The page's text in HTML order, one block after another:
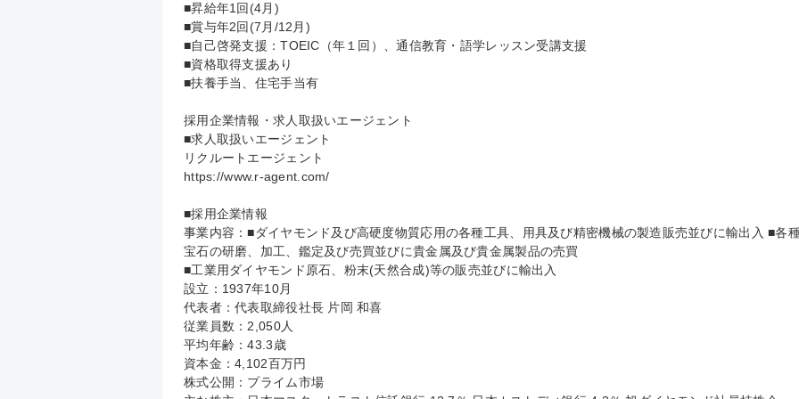
■昇給年1回(4月)
■賞与年2回(7月/12月)
■自己啓発支援：TOEIC（年１回）、通信教育・語学レッスン受講支援
■資格取得支援あり
■扶養手当、住宅手当有
採用企業情報・求人取扱いエージェント
■求人取扱いエージェント
リクルートエージェント
https://www.r-agent.com/
■採用企業情報
事業内容：■ダイヤモンド及び高硬度物質応用の各種工具、用具及び精密機械の製造販売並びに輸出入 ■各
宝石の研磨、加工、鑑定及び売買並びに貴金属及び貴金属製品の売買
■工業用ダイヤモンド原石、粉末(天然合成)等の販売並びに輸出入
設立：1937年10月
代表者：代表取締役社長 片岡 和喜
従業員数：2,050人
平均年齢：43.3歳
資本金：4,102百万円
株式公開：プライム市場